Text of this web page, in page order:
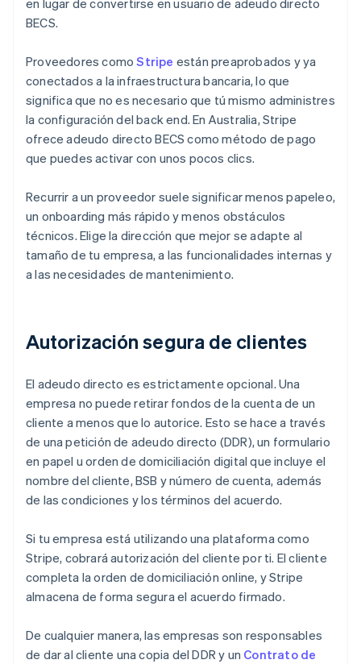
en lugar de convertirse en usuario de adeudo directo
BECS.
Proveedores comoStripe están preaprobados y ya
conectados a la infraestructura bancaria, lo que
significa que no es necesario que tú mismo administres
la configuración del back end. En Australia, Stripe
ofrece adeudo directo BECS como método de pago
que puedes activar con unos pocos clics.
Recurrir a un proveedor suele significar menos papeleo,
un onboarding más rápido y menos obstáculos
técnicos. Elige la dirección que mejor se adapte al
tamaño de tu empresa, a las funcionalidades internas y
a las necesidades de mantenimiento.
Autorización segura de clientes
El adeudo directo es estrictamente opcional. Una
empresa no puede retirar fondos de la cuenta de un
cliente a menos que lo autorice. Esto se hace a través
de una petición de adeudo directo (DDR), un formulario
en papel u orden de domiciliación digital que incluye el
nombre del cliente, BSB y número de cuenta, además
de las condiciones y los términos del acuerdo.
Si tu empresa está utilizando una plataforma como
Stripe, cobrará autorización del cliente por ti. El cliente
completa la orden de domiciliación online, y Stripe
almacena de forma segura el acuerdo firmado.
De cualquier manera, las empresas son responsables
de dar al cliente una copia del DDR y un Contrato de